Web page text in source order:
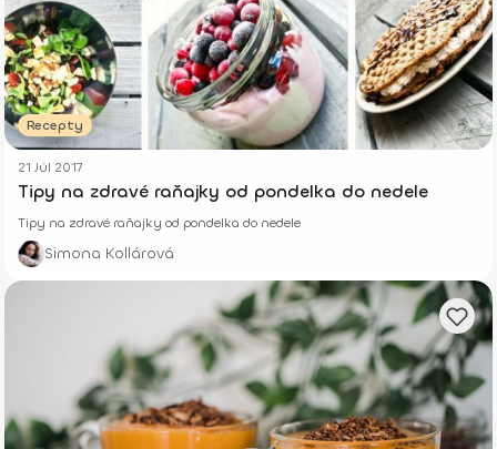
Recepty
21 Júl 2017
Tipy na zdravé raňajky od pondelka do nedele
Tipy na zdravé raňajky od pondelka do nedele
Simona Kollárová